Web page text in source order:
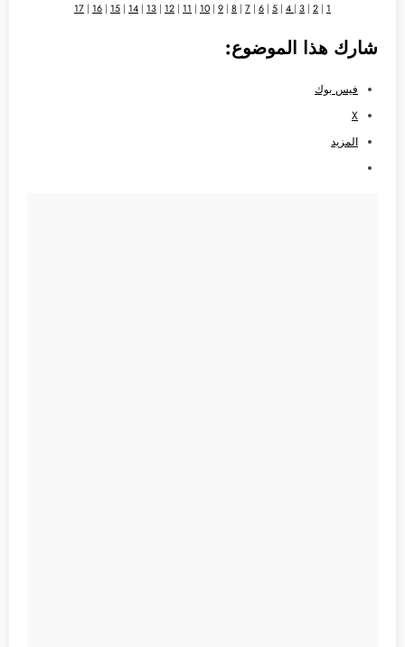
1
|
2
|
3
|
|
5
|
6
|
7
|
8
|
9
|
10
|
11
|
12
|
13
|
14
|
15
|
16
|
17
شارك هذا الموضوع:
فيس بوك
X
المزيد